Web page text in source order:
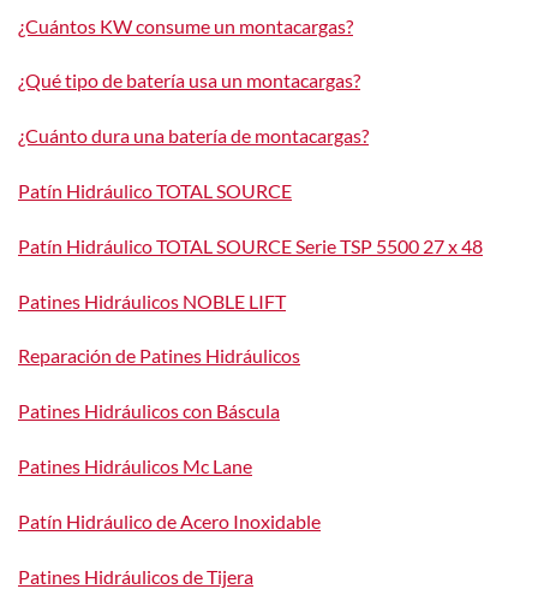
¿Cuántos KW consume un montacargas?
¿Qué tipo de batería usa un montacargas?
¿Cuánto dura una batería de montacargas?
Patín Hidráulico TOTAL SOURCE
Patín Hidráulico TOTAL SOURCE Serie TSP 5500 27 x 48
Patines Hidráulicos NOBLE LIFT
Reparación de Patines Hidráulicos
Patines Hidráulicos con Báscula
Patines Hidráulicos Mc Lane
Patín Hidráulico de Acero Inoxidable
Patines Hidráulicos de Tijera